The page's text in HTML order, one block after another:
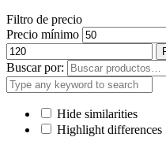
Filtro de precio
Precio mínimo
Buscar por:
Hide similarities
Highlight differences